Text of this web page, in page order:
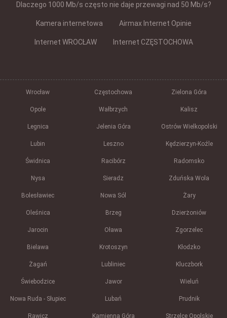
Dlaczego 1000 Mb/s często nie daje przewagi nad 50 Mb/s?
Kamera internetowa Airmax Internet Opinie
Internet WROCŁAW Internet CZĘSTOCHOWA
Wrocław Częstochowa Zielona Góra
Opole Wałbrzych Kalisz
Legnica Jelenia Góra Ostrów Wielkopolski
Lubin Leszno Kędzierzyn-Koźle
Świdnica Racibórz Radomsko
Nysa Sieradz Zduńska Wola
Bolesławiec Nowa Sól Żary
Oleśnica Brzeg Dzierżoniów
Jarocin Oława Zgorzelec
Bielawa Krotoszyn Kłodzko
Żagań Lubliniec Kluczbork
Świebodzice Jawor Wieluń
Nowa Ruda - Słupiec Lubań Prudnik
Rawicz Kamienna Góra Strzelce Opolskie